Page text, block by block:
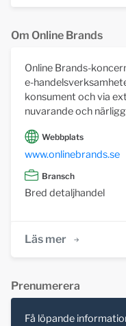
Om Online Brands
Online Brands-
e-
konsument och via
nuvarande och
Webbplats
www.onlinebrands.se
Bransch
Bred detaljhandel
Läs mer
Prenumerera
Få löpande